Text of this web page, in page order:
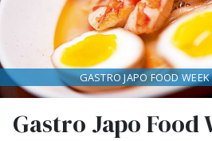
Gastro Japo Food
GASTRO JAPO FOOD